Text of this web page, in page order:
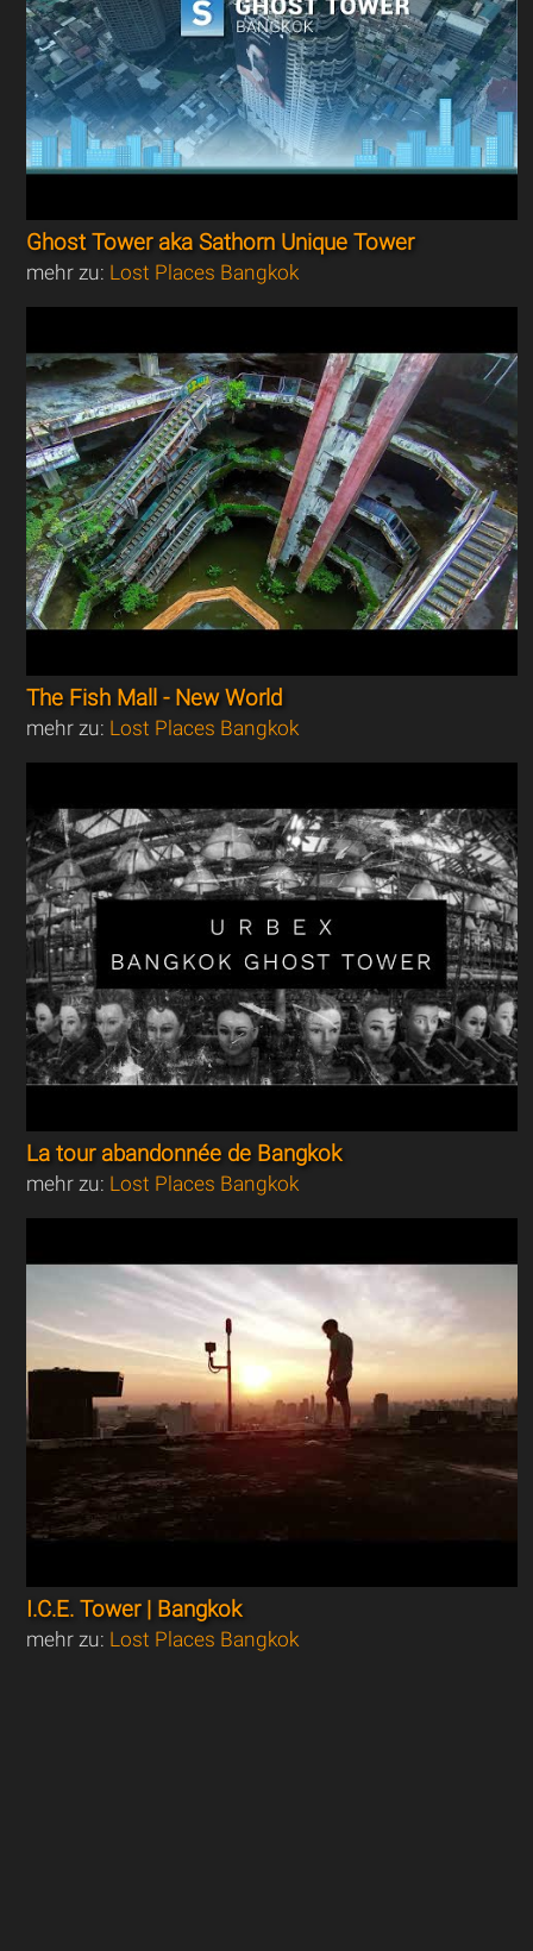
Ghost Tower aka Sathorn Unique Tower
mehr zu: Lost Places Bangkok
The Fish Mall - New World
mehr zu: Lost Places Bangkok
La tour abandonnée de Bangkok
mehr zu: Lost Places Bangkok
I.C.E. Tower | Bangkok
mehr zu: Lost Places Bangkok